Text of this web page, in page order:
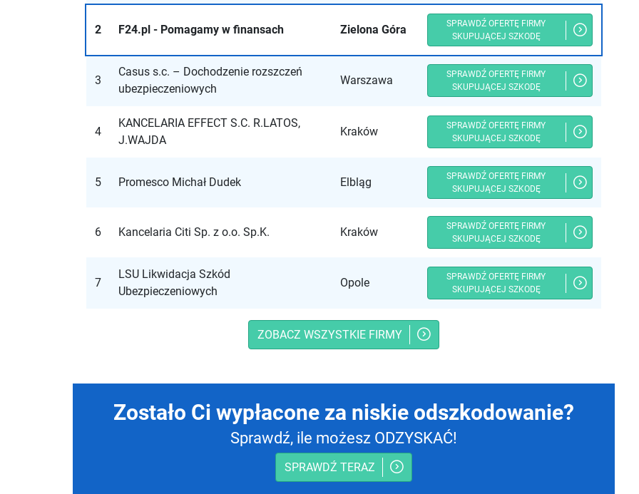
2 F24.pl - Pomagamy w finansach Zielona Góra
SPRAWDŹ OFERTĘ FIRMY
SKUPUJĄCEJ SZKODĘ
3
Casus s.c. – Dochodzenie rozszczeń
ubezpieczeniowych
Warszawa
SPRAWDŹ OFERTĘ FIRMY
SKUPUJĄCEJ SZKODĘ
4
KANCELARIA EFFECT S.C. R.LATOS,
J.WAJDA
Kraków
SPRAWDŹ OFERTĘ FIRMY
SKUPUJĄCEJ SZKODĘ
5 Promesco Michał Dudek Elbląg
SPRAWDŹ OFERTĘ FIRMY
SKUPUJĄCEJ SZKODĘ
6 Kancelaria Citi Sp. z o.o. Sp.K. Kraków
SPRAWDŹ OFERTĘ FIRMY
SKUPUJĄCEJ SZKODĘ
7
LSU Likwidacja Szkód
Ubezpieczeniowych
Opole
SPRAWDŹ OFERTĘ FIRMY
SKUPUJĄCEJ SZKODĘ
ZOBACZ WSZYSTKIE FIRMY
Zostało Ci wypłacone za niskie odszkodowanie?
Sprawdź, ile możesz ODZYSKAĆ!
SPRAWDŹ TERAZ